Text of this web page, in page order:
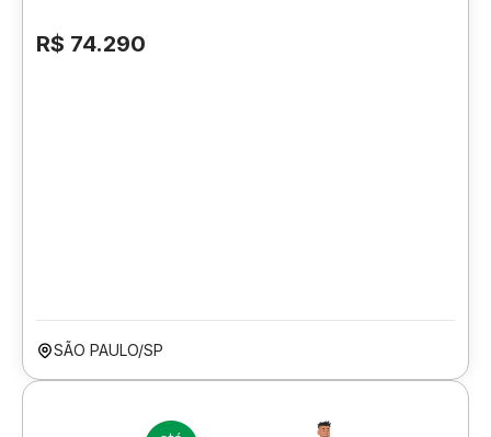
R$ 74.290
SÃO PAULO/SP